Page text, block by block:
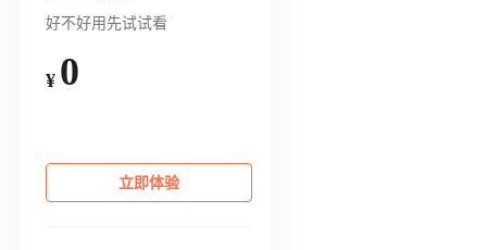
好不好用先试试看
¥ 0
立即体验